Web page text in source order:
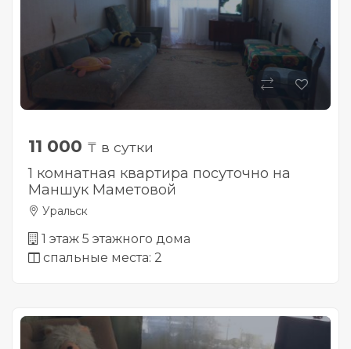
11 000 ₸ в сутки
1 комнатная квартира посуточно на
Маншук Маметовой
Уральск
1 этаж 5 этажного дома
спальные места: 2